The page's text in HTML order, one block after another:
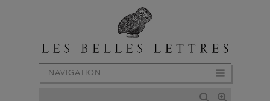
NAVIGATION